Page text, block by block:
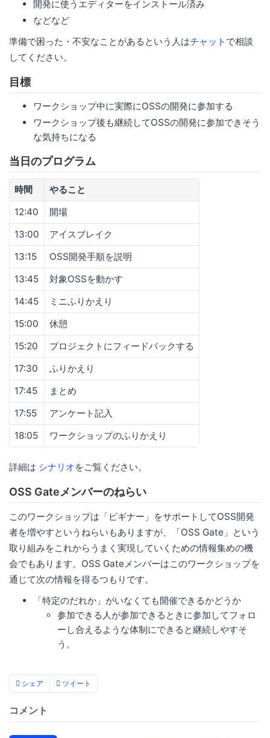
開発に使うエディターをインストール済み
などなど
準備で困った・不安なことがあるという人はチャット で相談
してください。
目標
ワークショップ中に実際にOSSの開発に参加する
ワークショップ後も継続してOSSの開発に参加できそう
な気持ちになる
当日のプログラム
時間
やること
12:40
開場
13:00
アイスブレイク
13:15
OSS開発手順を説明
13:45
対象OSSを動かす
14:45
ミニふりかえり
15:00
休憩
15:20
プロジェクトにフィードバックする
17:30
ふりかえり
17:45
まとめ
17:55
アンケート記入
18:05
ワークショップのふりかえり
詳細は シナリオをご覧ください。
OSS Gateメンバーのねらい
このワークショップは「ビギナー」をサポートしてOSS開発
者を増やすというねらいもありますが、「OSS Gate」という
取り組みをこれからうまく実現していくための情報集めの機
会でもあります。OSS Gateメンバーはこのワークショップを
通じて次の情報を得るつもりです。
「特定のだれか」がいなくても開催できるかどうか
参加できる人が参加できるときに参加してフォロ
ーし合えるような体制にできると継続しやすそ
う。
シェア ツイート
コメント